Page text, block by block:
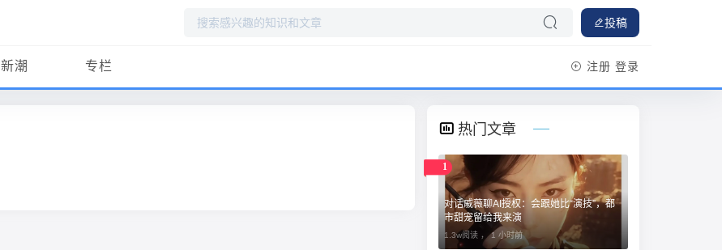
投稿
新潮 专栏 注册 登录
热门文章
1
对话戚薇聊AI授权：会跟她比“演技”，都
市甜宠留给我来演
1.3w阅读 ，1 小时前